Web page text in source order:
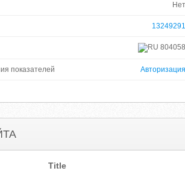
Нет
13249291
804058
показателей Авторизация
Title